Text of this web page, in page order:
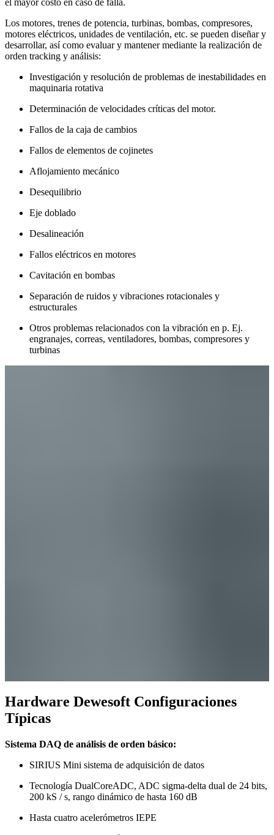
el mayor costo en caso de falla.
Los motores, trenes de potencia, turbinas, bombas, compresores,
motores eléctricos, unidades de ventilación, etc. se pueden diseñar y
desarrollar, así como evaluar y mantener mediante la realización de
orden tracking y análisis:
Investigación y resolución de problemas de inestabilidades en
maquinaria rotativa
Determinación de velocidades críticas del motor.
Fallos de la caja de cambios
Fallos de elementos de cojinetes
Aflojamiento mecánico
Desequilibrio
Eje doblado
Desalineación
Fallos eléctricos en motores
Cavitación en bombas
Separación de ruidos y vibraciones rotacionales y
estructurales
Otros problemas relacionados con la vibración en p. Ej.
engranajes, correas, ventiladores, bombas, compresores y
turbinas
Hardware Dewesoft Configuraciones
Típicas
Sistema DAQ de análisis de orden básico:
SIRIUS Mini sistema de adquisición de datos
Tecnología DualCoreADC, ADC sigma-delta dual de 24 bits,
200 kS / s, rango dinámico de hasta 160 dB
Hasta cuatro acelerómetros IEPE